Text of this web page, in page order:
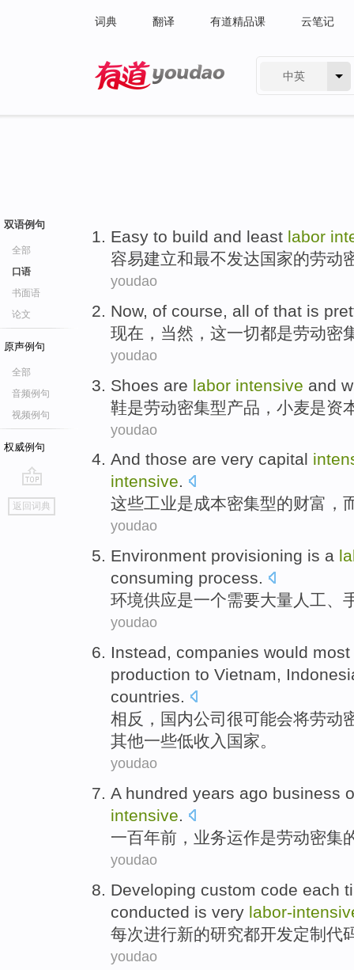
词典 翻译 有道精品课 云笔记
中英
双语例句
全部
口语
书面语
论文
原声例句
全部
音频例句
视频例句
权威例句
go
top
返回词典
Easy to build and least labor
容易建立和最不发达国家的劳动
youdao
Now, of course, all of that is
现在 ， 当然 ， 这一切都是劳动密
youdao
Shoes are labor intensive and
鞋是劳动密集型产品， 小麦是资
youdao
And those are very capital
intensive.
这些工业是成本密集型的财富，
youdao
Environment provisioning is a
consuming process.
环境供应是一个需要大量 人工、
youdao
Instead, companies would most
production to Vietnam,
countries.
相反 ， 国内公司 很可能会将劳动
其他一些低收入 国家。
youdao
A hundred years ago business
intensive.
一百年前 ， 业务运作是劳动密集
youdao
Developing custom code each
conducted is very labor-
每次进行新的研究都开发定制 代
youdao